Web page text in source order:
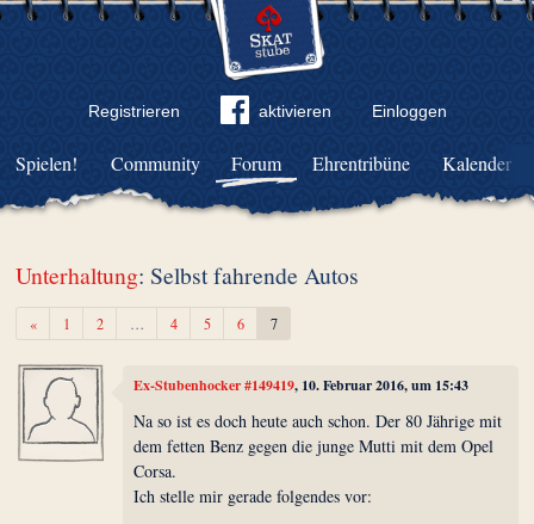
Registrieren aktivieren Einloggen
Community Forum Ehrentribüne Kalender
Spielen!
Unterhaltung: Selbst fahrende Autos
«Zurück1 2 … 4 5 6 7
Ex-Stubenhocker #149419, 10. Februar 2016, um 15:43
Na so ist es doch heute auch schon. Der 80 Jährige mit
dem fetten Benz gegen die junge Mutti mit dem Opel
Corsa.
Ich stelle mir gerade folgendes vor: